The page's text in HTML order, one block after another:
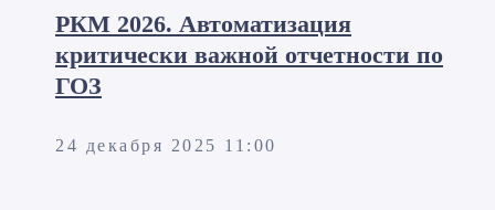
РКМ 2026. Автоматизация
критически важной отчетности по
ГОЗ
24 декабря 2025 11:00